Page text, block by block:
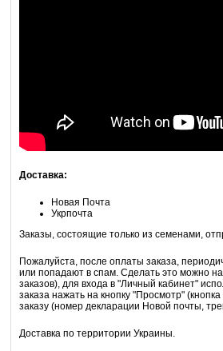
Доставка:
Новая Почта
Укрпочта
Заказы, состоящие только из семенами,
Пожалуйста, после оплаты заказа,
или попадают в спам. Сделать это можно
заказов), для входа в "Личный кабинет"
заказа нажать на кнопку "Просмотр"
заказу (номер декларации Новой почты,
Доставка по территории Украины.